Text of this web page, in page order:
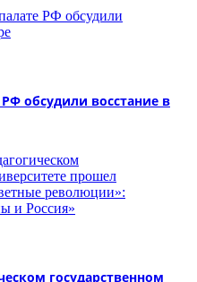
обсудили восстание в
государственном